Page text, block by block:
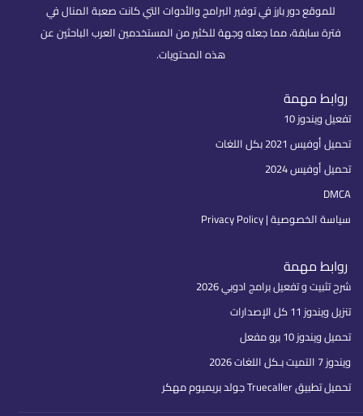
للموقع دور بارز في توفير البرامج والأدوات التي كانت صعبة المنال في
فترة سابقة، مما جعله وجهة للكثير من المستخدمين العرب الباحثين عن
هذه المحتويات.
روابط مهمة
تفعيل ويندوز 10
تحميل أوفيس 2021 بكل اللغات
تحميل أوفيس 2024
DMCA
سياسة الخصوصية | Privacy Policy
روابط مهمة
شرح تثبيت و تفعيل برامج ادوبي 2026
تنزيل ويندوز 11 كل الإصدارات
تحميل ويندوز 10 برو مفعل
ويندوز 7 التميت بـكل اللغات 2026
تحميل تطبيق Truecaller جولد بريميوم مهكر